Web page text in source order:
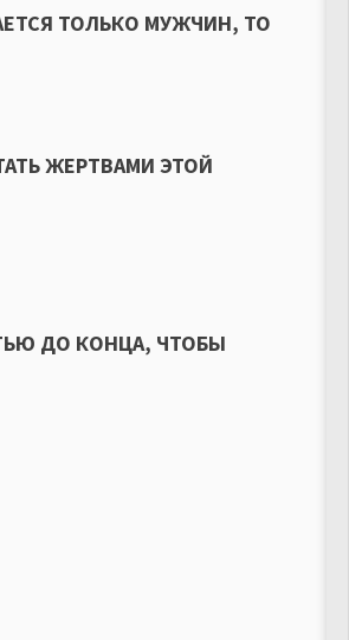
ТОЛЬКО МУЖЧИН, ТО
ЖЕРТВАМИ ЭТОЙ
ДО КОНЦА, ЧТОБЫ